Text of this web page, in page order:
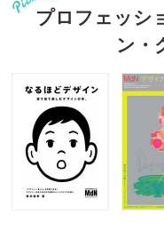
プロフェッシ
ン・